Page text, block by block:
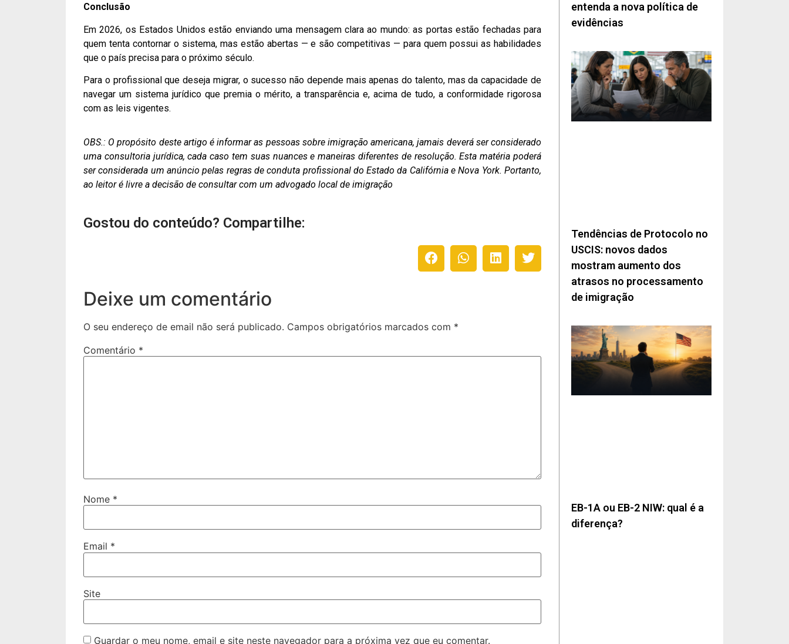
Conclusão
Em 2026, os Estados Unidos estão enviando uma mensagem clara ao mundo: as portas estão fechadas para
quem tenta contornar o sistema, mas estão abertas — e são competitivas — para quem possui as habilidades
que o país precisa para o próximo século.
Para o profissional que deseja migrar, o sucesso não depende mais apenas do talento, mas da capacidade de
navegar um sistema jurídico que premia o mérito, a transparência e, acima de tudo, a conformidade rigorosa
com as leis vigentes.
OBS.: O propósito deste artigo é informar as pessoas sobre imigração americana, jamais deverá ser considerado
uma consultoria jurídica, cada caso tem suas nuances e maneiras diferentes de resolução. Esta matéria poderá
ser considerada um anúncio pelas regras de conduta profissional do Estado da Califórnia e Nova York. Portanto,
ao leitor é livre a decisão de consultar com um advogado local de imigração
Gostou do conteúdo? Compartilhe:
Deixe um comentário
O seu endereço de email não será publicado. Campos obrigatórios marcados com *
Comentário *
Nome *
Email *
Site
Guardar o meu nome, email e site neste navegador para a próxima vez que eu comentar.
entenda a nova política de
evidências
Tendências de Protocolo no
USCIS: novos dados
mostram aumento dos
atrasos no processamento
de imigração
EB-1A ou EB-2 NIW: qual é a
diferença?